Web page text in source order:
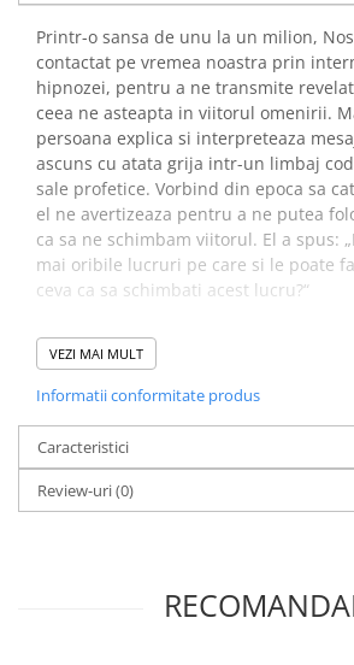
Enciclopedii
Kids Book Club
Legende istorice
Literatura Scolara
Elevi de 10 plus
Lecturi Scolare
Lumea Copilariei
Ma pregatesc pentru scoala
Manuale - Carte Scolara
Clasa a II-a
Clasa a III-a
Clasa a IV-a
Clasa a V-a
Clasa a VI-a
Clasa a VII-a
Printr-o sansa de unu la un milion,
contactat pe vremea noastra prin
hipnozei, pentru a ne transmite
ceea ne asteapta in viitorul omenirii.
persoana explica si interpreteaza
ascuns cu atata grija intr-un limbaj
sale profetice. Vorbind din epoca sa
el ne avertizeaza pentru a ne putea
ca sa ne schimbam viitorul. El a spus:
mai oribile lucruri pe care si le poate
ceva ca sa schimbati acest lucru?“
„Dolores Cannon si-a indeplinit in mod
de a inregistra sesiunile in care
interpreteaza propriile profetii. In
Nostradamus, intr-un stil jurnalistic
credibilitate inregistrarilor sale.
de cercetare justifica infor­matiile
Nostradamus.“ (Friend’s Review)
existentei mai multor linii temporale
intr-un punct de convergenta, ca
VEZI MAI MULT
Informatii conformitate produs
Caracteristici
Review-uri(0)